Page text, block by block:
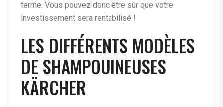
terme. Vous pouvez donc être sûr que votre
investissement sera rentabilisé !
LES DIFFÉRENTS MODÈLES
DE SHAMPOUINEUSES
KÄRCHER